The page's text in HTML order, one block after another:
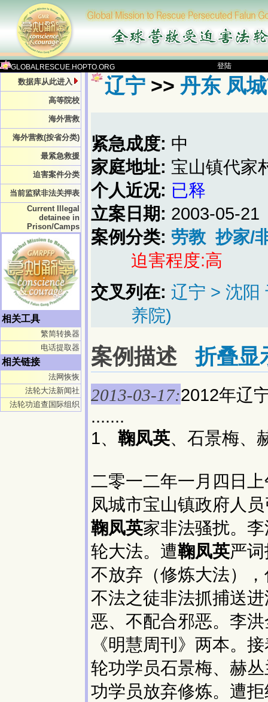
GLOBALRESCUE.HOPTO.ORG 登陆
数据库从此进入
高等院校
海外营救
海外营救(按省分类)
最紧急救援
迫害案件分类
当前监狱非法关押表
Current Illegal
detainee in
Prison/Camps
相关工具
繁简转换器
电话提取器
相关链接
法网恢恢
法轮大法新闻社
法轮功追查国际组织
辽宁 >> 丹东 凤
紧急成度: 中
家庭地址: 宝山镇代家
个人近况: 已释
立案日期: 2003-05-21
案例分类: 劳教 抄家/
迫害程度:高
交叉列在: 辽宁 > 沈阳
养院)
案例描述折叠显
2013-03-17:2012年辽
.......
1、 鞠凤英、石景梅、
二零一二年一月四日
凤城市宝山镇政府人
鞠凤英家非法骚扰。
轮大法。遭鞠凤英严
不放弃（修炼大法）
不法之徒非法抓捕送
恶、不配合邪恶。李
《明慧周刊》两本。
轮功学员石景梅、赫
功学员放弃修炼。遭